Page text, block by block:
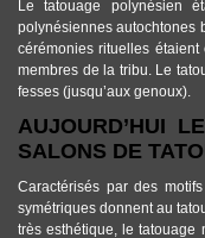
Le tatouage polynésien
polynésiennes autochtones
cérémonies rituelles
membres de la tribu. Le
fesses (jusqu’aux genoux).
AUJOURD’HUI
SALONS DE
Caractérisés par des
symétriques donnent au
très esthétique, le tatouage